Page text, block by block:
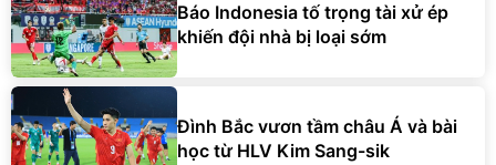
Báo Indonesia tố trọng tài xử ép
khiến đội nhà bị loại sớm
Đình Bắc vươn tầm châu Á và bài
học từ HLV Kim Sang-sik